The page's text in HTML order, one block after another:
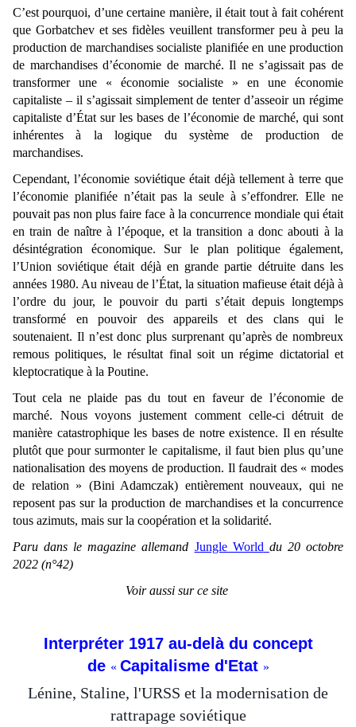
C’est pourquoi, d’une certaine manière, il était tout à fait cohérent
que Gorbatchev et ses fidèles veuillent transformer peu à peu la
production de marchandises socialiste planifiée en une production
de marchandises d’économie de marché. Il ne s’agissait pas de
transformer une « économie socialiste » en une économie
capitaliste ‒ il s’agissait simplement de tenter d’asseoir un régime
capitaliste d’État sur les bases de l’économie de marché, qui sont
inhérentes à la logique du système de production de
marchandises.
Cependant, l’économie soviétique était déjà tellement à terre que
l’économie planifiée n’était pas la seule à s’effondrer. Elle ne
pouvait pas non plus faire face à la concurrence mondiale qui était
en train de naître à l’époque, et la transition a donc abouti à la
désintégration économique. Sur le plan politique également,
l’Union soviétique était déjà en grande partie détruite dans les
années 1980. Au niveau de l’État, la situation mafieuse était déjà à
l’ordre du jour, le pouvoir du parti s’était depuis longtemps
transformé en pouvoir des appareils et des clans qui le
soutenaient. Il n’est donc plus surprenant qu’après de nombreux
remous politiques, le résultat final soit un régime dictatorial et
kleptocratique à la Poutine.
Tout cela ne plaide pas du tout en faveur de l’économie de
marché. Nous voyons justement comment celle-ci détruit de
manière catastrophique les bases de notre existence. Il en résulte
plutôt que pour surmonter le capitalisme, il faut bien plus qu’une
nationalisation des moyens de production. Il faudrait des « modes
de relation » (Bini Adamczak) entièrement nouveaux, qui ne
reposent pas sur la production de marchandises et la concurrence
tous azimuts, mais sur la coopération et la solidarité.
Paru dans le magazine allemand Jungle World du 20 octobre
2022 (n°42)
Voir aussi sur ce site
Interpréter 1917 au-delà du concept
de « Capitalisme d'Etat »
Lénine, Staline, l'URSS et la modernisation de
rattrapage soviétique